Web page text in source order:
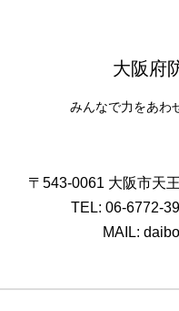
大阪府
みんなで力をあわ
〒543-0061 大阪市天
TEL: 06-6772-
MAIL: